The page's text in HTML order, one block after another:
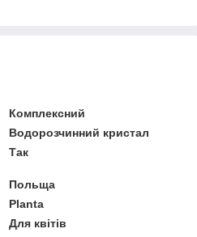
Комплексний
Водорозчинний кристал
Так
Польща
Planta
Для квітів